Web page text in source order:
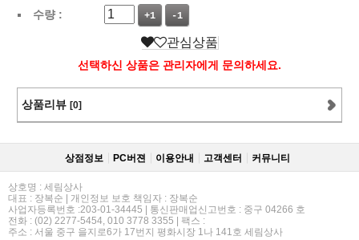
수량 :
+1 -1
관심상품
선택하신 상품은 관리자에게 문의하세요.
상품리뷰 [0]
상점정보 PC버젼 이용안내 고객센터 커뮤니티
상호명 : 세림상사
대표 : 장복순 | 개인정보 보호 책임자 : 장복순
사업자등록번호 :203-01-34445 | 통신판매업신고번호 : 중구 04266 호
전화 : (02) 2277-5454, 010 3778 3355 | 팩스 :
주소 : 서울 중구 을지로6가 17번지 평화시장 1나 141호 세림상사